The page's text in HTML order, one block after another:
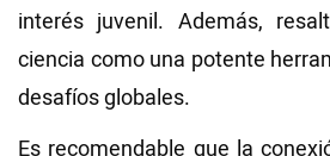
interés juvenil. Además,
ciencia como una potente
desafíos globales.
Es recomendable que la